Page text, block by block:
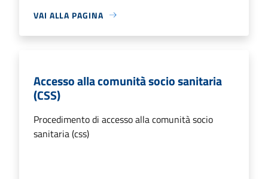
VAI ALLA PAGINA
Accesso alla comunità socio sanitaria
(CSS)
Procedimento di accesso alla comunità socio
sanitaria (css)